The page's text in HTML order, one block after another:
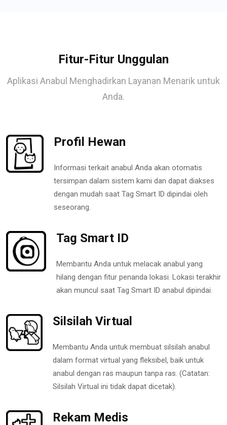
Fitur-Fitur Unggulan
Aplikasi Anabul Menghadirkan Layanan Menarik untuk
Anda.
Profil Hewan
Informasi terkait anabul Anda akan otomatis
tersimpan dalam sistem kami dan dapat diakses
dengan mudah saat Tag Smart ID dipindai oleh
seseorang.
Tag Smart ID
Membantu Anda untuk melacak anabul yang
hilang dengan fitur penanda lokasi. Lokasi terakhir
akan muncul saat Tag Smart ID anabul dipindai.
Silsilah Virtual
Membantu Anda untuk membuat silsilah anabul
dalam format virtual yang fleksibel, baik untuk
anabul dengan ras maupun tanpa ras. (Catatan:
Silsilah Virtual ini tidak dapat dicetak).
Rekam Medis